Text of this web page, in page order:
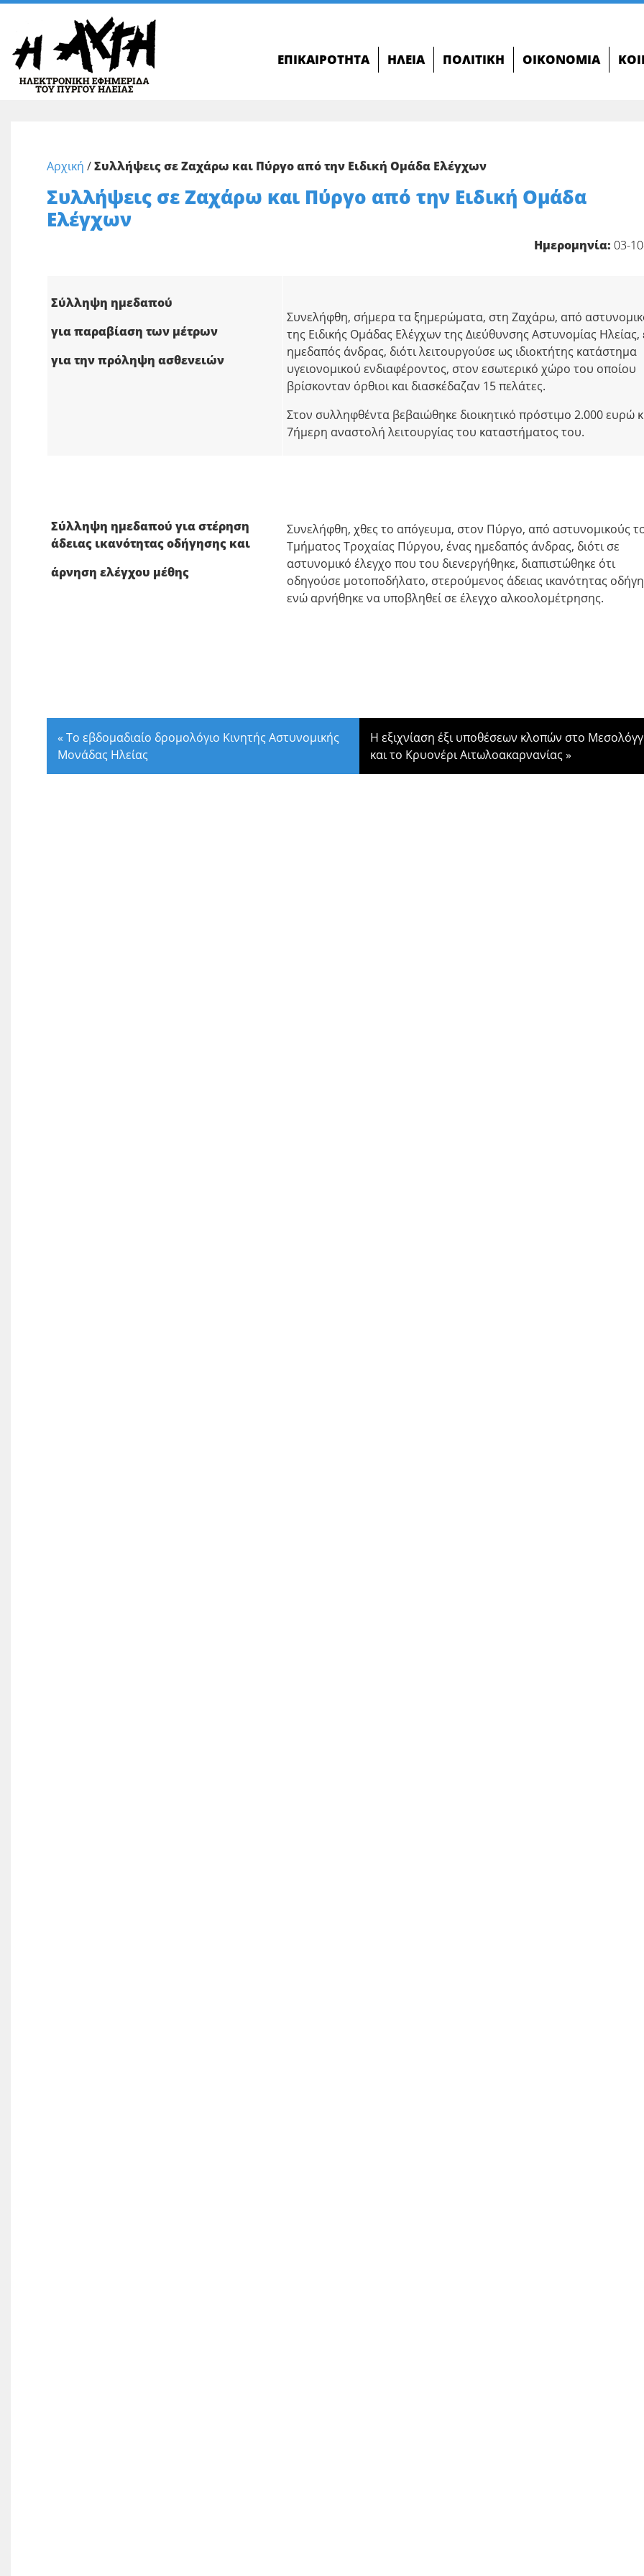
ΕΠΙΚΑΙΡΌΤΗΤΑ ΗΛΕΊΑ ΠΟΛΙΤΙΚΉ ΟΙΚΟΝΟΜΊΑ
Αρχική /Συλλήψεις σε Ζαχάρω και Πύργο από την Ειδική Ομάδα Ελέγχων
Συλλήψεις σε Ζαχάρω και Πύργο από την Ειδική Ομάδα
Ελέγχων
Ημερομηνία: 03-
Σύλληψη ημεδαπού
για παραβίαση των μέτρων
για την πρόληψη ασθενειών
Συνελήφθη, σήμερα τα ξημερώματα, στη Ζαχάρω, από
της Ειδικής Ομάδας Ελέγχων της Διεύθυνσης Αστυνομίας Ηλείας,
ημεδαπός άνδρας, διότι λειτουργούσε ως ιδιοκτήτης κατάστημα
υγειονομικού ενδιαφέροντος, στον εσωτερικό χώρο του οποίου
βρίσκονταν όρθιοι και διασκέδαζαν 15 πελάτες.
Στον συλληφθέντα βεβαιώθηκε διοικητικό πρόστιμο 2.000 ευρώ
7ήμερη αναστολή λειτουργίας του καταστήματος του.
Σύλληψη ημεδαπού για στέρηση
άδειας ικανότητας οδήγησης και
άρνηση ελέγχου μέθης
Συνελήφθη, χθες το απόγευμα, στον Πύργο, από αστυνομικούς
Τμήματος Τροχαίας Πύργου, ένας ημεδαπός άνδρας, διότι σε
αστυνομικό έλεγχο που του διενεργήθηκε, διαπιστώθηκε ότι
οδηγούσε μοτοποδήλατο, στερούμενος άδειας ικανότητας
ενώ αρνήθηκε να υποβληθεί σε έλεγχο αλκοολομέτρησης.
« Το εβδομαδιαίο δρομολόγιο Κινητής Αστυνομικής
Μονάδας Ηλείας
Η εξιχνίαση έξι υποθέσεων κλοπών στο
και το Κρυονέρι Αιτωλοακαρνανίας»